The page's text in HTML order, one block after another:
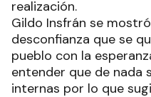
realización.
Gildo Insfrán se
desconfianza que se
pueblo con la
entender que de nada
internas por lo que